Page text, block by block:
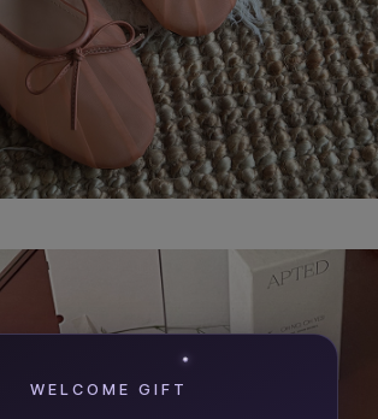
WELCOME GIFT